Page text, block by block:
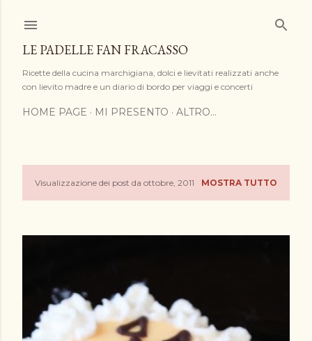
LE PADELLE FAN FRACASSO
Ricette della cucina marchigiana, dolci e lievitati realizzati anche
con lievito madre e un diario di bordo per viaggi e concerti
HOME PAGE MI PRESENTO ALTRO…
PVisualizzazione dei post da ottobre, 2011 MOSTRA TUTTO